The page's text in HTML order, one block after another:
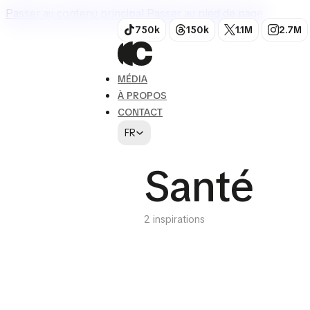
Passer au contenu principal
750k 150k 1.1M 2.7M
MÉDIA
À PROPOS
CONTACT
FR
Santé
2 inspirations